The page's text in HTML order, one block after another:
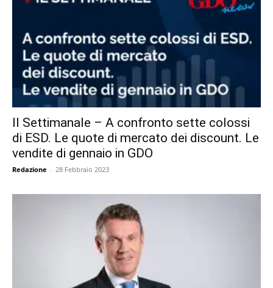
Il Settimanale – A confronto sette colossi
di ESD. Le quote di mercato dei discount. Le
vendite di gennaio in GDO
Redazione - 28 Febbraio 2023